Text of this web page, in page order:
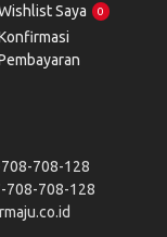
Saya
0
708-128
708-708-128